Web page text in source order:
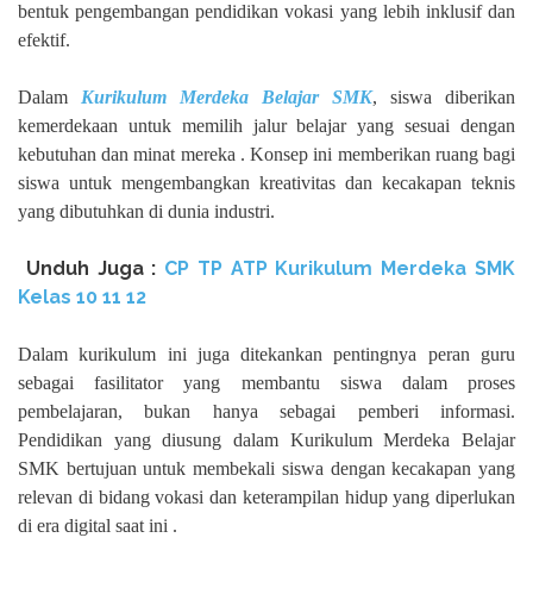
bentuk pengembangan pendidikan vokasi yang lebih inklusif dan
efektif.
Dalam Kurikulum Merdeka Belajar SMK, siswa diberikan
kemerdekaan untuk memilih jalur belajar yang sesuai dengan
kebutuhan dan minat mereka . Konsep ini memberikan ruang bagi
siswa untuk mengembangkan kreativitas dan kecakapan teknis
yang dibutuhkan di dunia industri.
Unduh Juga : CP TP ATP Kurikulum Merdeka SMK
Kelas 10 11 12
Dalam kurikulum ini juga ditekankan pentingnya peran guru
sebagai fasilitator yang membantu siswa dalam proses
pembelajaran, bukan hanya sebagai pemberi informasi.
Pendidikan yang diusung dalam Kurikulum Merdeka Belajar
SMK bertujuan untuk membekali siswa dengan kecakapan yang
relevan di bidang vokasi dan keterampilan hidup yang diperlukan
di era digital saat ini .